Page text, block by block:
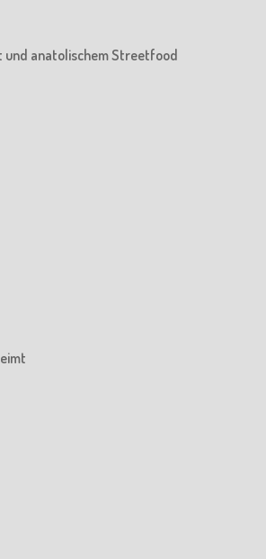
und anatolischem Streetfood